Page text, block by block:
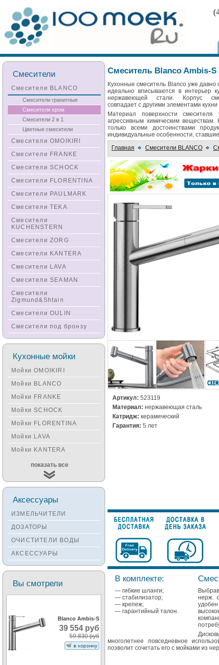
Смеситель Blanco Ambis-S
Кухонные смеситель Blanco уже давно
идеально вписываются в интерьер
нержавеющей стали. Корпус
совпадает с другими элементами
Материал поверхности
агрессивным химическим
только всеми достоинствами
индивидуальные особенности,
Главная
Смесители BLANCO
Артикул: 523119
Материал: нержавеющая сталь
Катридж: керамический
Гарантия: 5 лет
В комплекте:
— гибкие шланги;
— стабилизатор;
— крепеж;
— гарантийный талон.
нерж.
многолетнее повседневное
позволит сочетать его с мойками из
Смесители
Смесители BLANCO
Смесители гранитные
Смесители хром
Смесители 2 в 1
Цветные смесители
Смесители OMOIKIRI
Смесители FRANKE
Смесители SCHOCK
Смесители FLORENTINA
Смесители PAULMARK
Смесители TEKA
Смесители
KUCHENSTERN
Смесители ZORG
Смесители KANTERA
Смесители LAVA
Смесители SEAMAN
Смесители
Zigmund&Shtain
Смесители OULIN
Смесители под бронзу
Кухонные мойки
Мойки OMOIKIRI
Мойки BLANCO
Мойки FRANKE
Мойки SCHOCK
Мойки FLORENTINA
Мойки LAVA
Мойки KANTERA
Мойки KUCHENSTERN
Мойки ALVEUS
Мойки TEKA
Мойки ZORG
Мойки SEAMAN
Мойки ZIGMUND&SHTAIN
Мойки OULIN
Мойки PAULMARK
показать все
Аксессуары
ИЗМЕЛЬЧИТЕЛИ
ДОЗАТОРЫ
ОЧИСТИТЕЛИ ВОДЫ
АКСЕССУАРЫ
Вы смотрели
Blanco Ambis-S
39 554 руб
59 830 руб